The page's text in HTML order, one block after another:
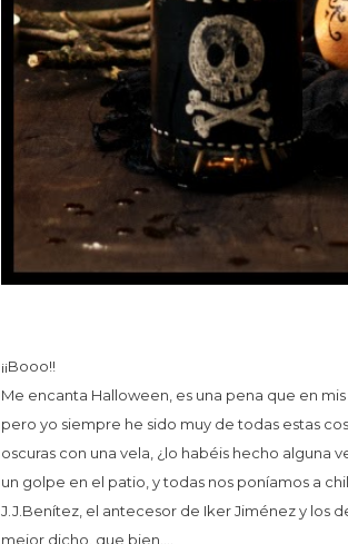
¡¡Booo!!
Me encanta Halloween, es una pena que en
pero yo siempre he sido muy de todas estas
oscuras con una vela, ¿lo habéis hecho alguna
un golpe en el patio, y todas nos poníamos a
J.J.Benítez, el antecesor de Iker Jiménez y los
mejor dicho, que bien….